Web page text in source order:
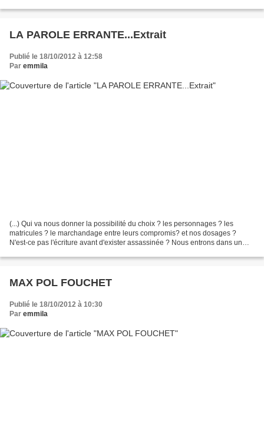
LA PAROLE ERRANTE...Extrait
Publié le 18/10/2012 à 12:58
Par emmila
(...) Qui va nous donner la possibilité du choix ? les personnages ? les
matricules ? le marchandage entre leurs compromis? et nos dosages ?
N'est-ce pas l'écriture avant d'exister assassinée ? Nous entrons dans un
MAX POL FOUCHET
Publié le 18/10/2012 à 10:30
Par emmila